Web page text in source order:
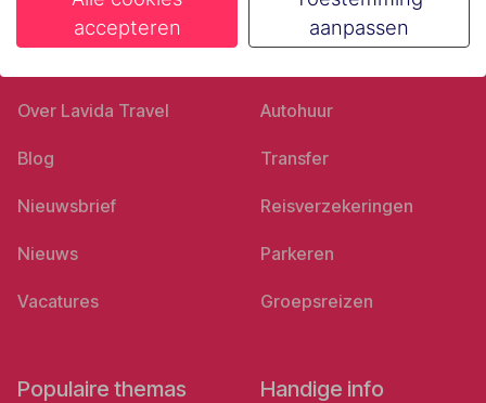
Ons bedrijf
Over Lavida Travel
Blog
Nieuwsbrief
Nieuws
Vacatures
Goed voorbereid
Autohuur
Transfer
Reisverzekeringen
Parkeren
Groepsreizen
Populaire themas Handige info
accepteren
aanpassen